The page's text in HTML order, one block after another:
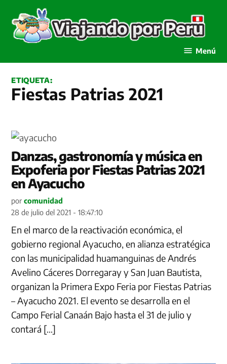
contenido
Menú
ETIQUETA:
Fiestas Patrias 2021
Danzas, gastronomía y música en
Expoferia por Fiestas Patrias 2021
en Ayacucho
por comunidad
28 de julio del 2021 - 18:47:10
En el marco de la reactivación económica, el
gobierno regional Ayacucho, en alianza estratégica
con las municipalidad huamanguinas de Andrés
Avelino Cáceres Dorregaray y San Juan Bautista,
organizan la Primera Expo Feria por Fiestas Patrias
– Ayacucho 2021. El evento se desarrolla en el
Campo Ferial Canaán Bajo hasta el 31 de julio y
contará […]